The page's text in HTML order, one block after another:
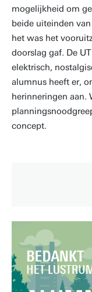
mogelijkheid om
beide uiteinden
het was het
doorslag gaf. De
elektrisch,
alumnus heeft er,
herinneringen aan.
concept.